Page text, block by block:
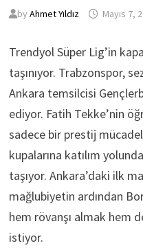
by Ahmet Yıldız Mayıs 7,
Trendyol Süper Lig’in
taşınıyor. Trabzonspor,
Ankara temsilcisi
ediyor. Fatih Tekke’nin
sadece bir prestij
kupalarına katılım
taşıyor. Ankara’daki ilk
mağlubiyetin ardından
hem rövanşı almak hem
istiyor.